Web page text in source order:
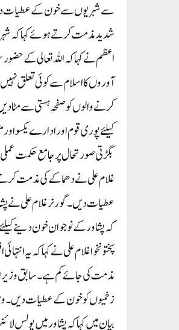
سے شہریوں سے خون کے عطیات
شدید مذمت کرتے ہوئے کہا کہ
اعظم نے کہا کہ اللہ تعالی کے حضور
آوروں کا اسلام سے کوئی تعلق
کرنے والوں کو صفحہ ہستی سے مٹا
کیلئے پوری قوم اور ادارے یکسو
بگڑتی صورتحال پر جامع حکمت
غلام علی نے دھماکے کی مذمت
عطیات دیں۔گورنر غلام علی نے
کہ پشاور کے نوجوان خون دینے
پختونخوا غلام علی نے کہا کہ یہ
مذمت کی جائے کم ہے ۔سابق
زخمیوں کو خون کے عطیات دیں۔
بیان میں کہا کہ پشاور میں پولس